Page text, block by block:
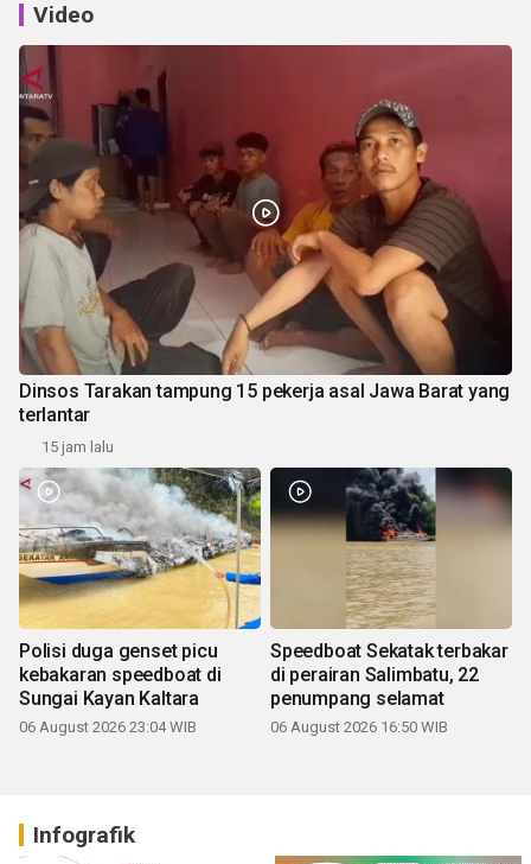
Video
Dinsos Tarakan tampung 15 pekerja asal Jawa Barat yang
terlantar
15 jam lalu
Polisi duga genset picu
kebakaran speedboat di
Sungai Kayan Kaltara
06 August 2026 23:04 WIB
Speedboat Sekatak terbakar
di perairan Salimbatu, 22
penumpang selamat
06 August 2026 16:50 WIB
Infografik